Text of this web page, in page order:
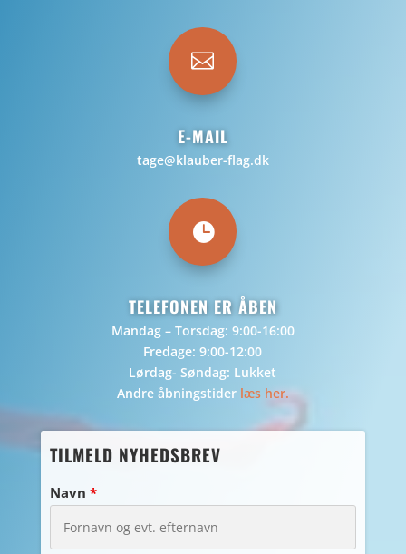

E-MAIL
tage@klauber-flag.dk

TELEFONEN ER ÅBEN
Mandag – Torsdag: 9:00-16:00
Fredage: 9:00-12:00
Lørdag- Søndag: Lukket
Andre åbningstider læs her.
TILMELD NYHEDSBREV
Navn *